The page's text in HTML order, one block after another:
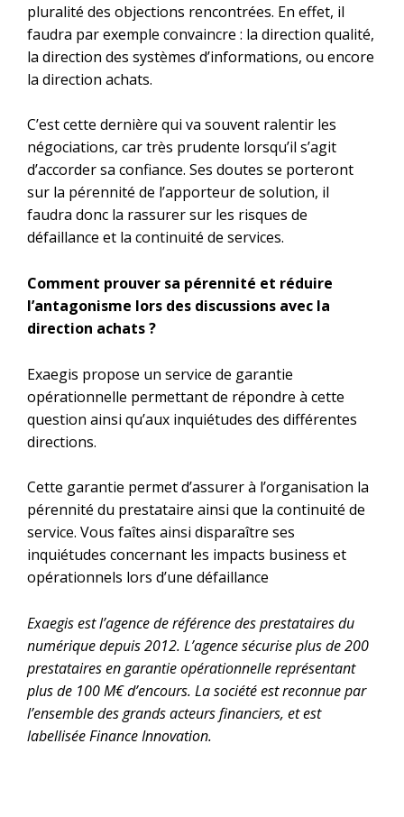
pluralité des objections rencontrées. En effet, il
faudra par exemple convaincre : la direction qualité,
la direction des systèmes d’informations, ou encore
la direction achats.
C’est cette dernière qui va souvent ralentir les
négociations, car très prudente lorsqu’il s’agit
d’accorder sa confiance. Ses doutes se porteront
sur la pérennité de l’apporteur de solution, il
faudra donc la rassurer sur les risques de
défaillance et la continuité de services.
Comment prouver sa pérennité et réduire
l’antagonisme lors des discussions avec la
direction achats ?
Exaegis propose un service de garantie
opérationnelle permettant de répondre à cette
question ainsi qu’aux inquiétudes des différentes
directions.
Cette garantie permet d’assurer à l’organisation la
pérennité du prestataire ainsi que la continuité de
service. Vous faîtes ainsi disparaître ses
inquiétudes concernant les impacts business et
opérationnels lors d’une défaillance
Exaegis est l’agence de référence des prestataires du
numérique depuis 2012. L’agence sécurise plus de 200
prestataires en garantie opérationnelle représentant
plus de 100 M€ d’encours. La société est reconnue par
l’ensemble des grands acteurs financiers, et est
labellisée Finance Innovation.